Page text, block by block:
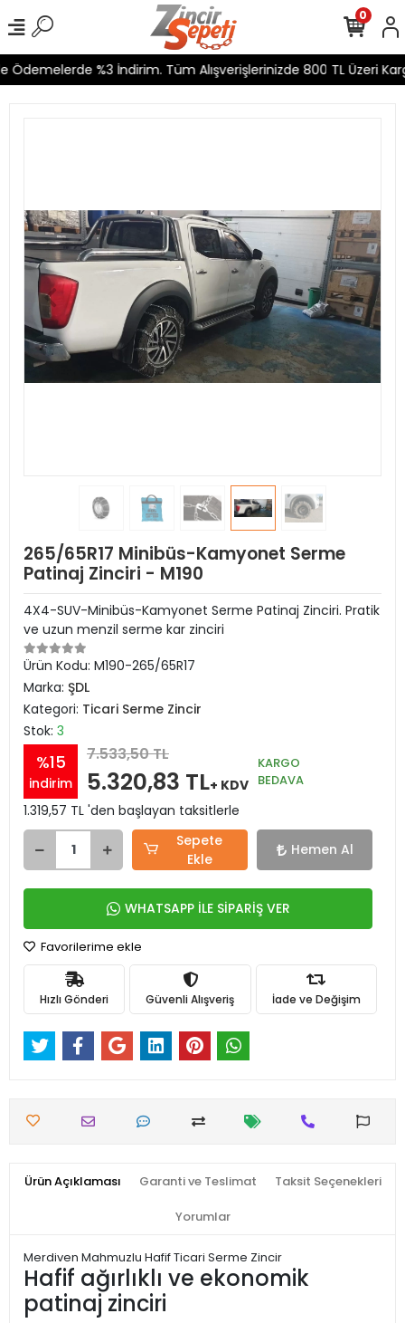
%3 İndirim. Tüm Alışverişlerinizde 800 TL Üzeri
0
265/65R17 Minibüs-Kamyonet Serme
Patinaj Zinciri - M190
4X4-SUV-Minibüs-Kamyonet Serme Patinaj Zinciri. Pratik
ve uzun menzil serme kar zinciri
Ürün Kodu: M190-265/65R17
Marka: ŞDL
Kategori: Ticari Serme Zincir
Stok: 3
%15
indirim
7.533,50 TL
5.320,83 TL+ KDV
KARGO
BEDAVA
1.319,57 TL 'den başlayan taksitlerle
Sepete
Ekle
Hemen Al
WHATSAPP İLE SİPARİŞ VER
Favorilerime ekle
Hızlı Gönderi Güvenli Alışveriş İade ve Değişim
Ürün Açıklaması Garanti ve Teslimat Taksit Seçenekleri
Yorumlar
Merdiven Mahmuzlu Hafif Ticari Serme Zincir
Hafif ağırlıklı ve ekonomik
patinaj zinciri